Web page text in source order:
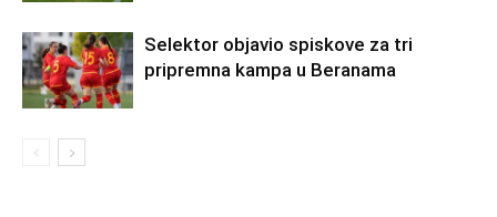
Selektor objavio spiskove za tri
pripremna kampa u Beranama